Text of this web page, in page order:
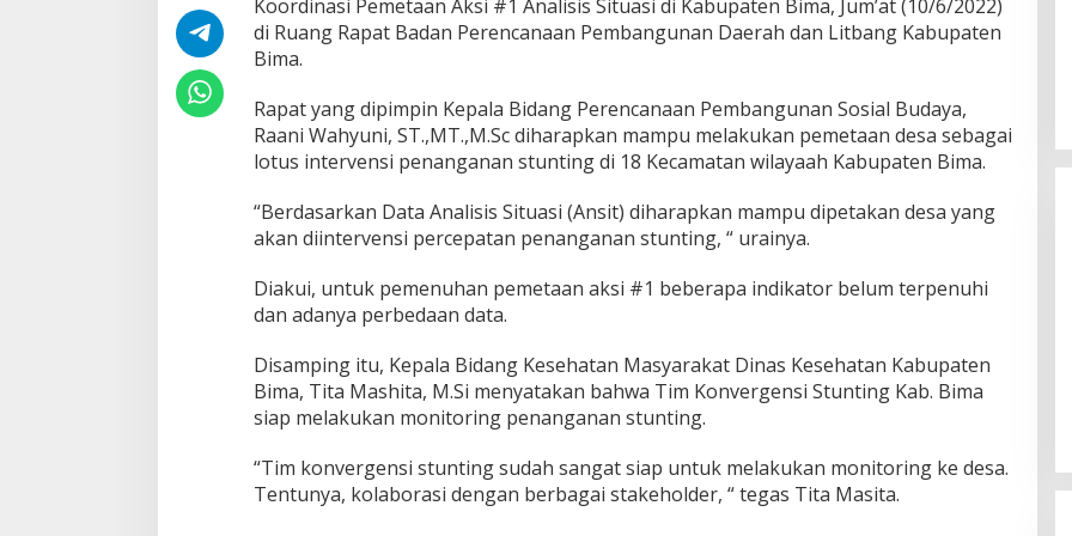
Koordinasi Pemetaan Aksi #1 Analisis Situasi di Kabupaten Bima, Jum’at (10/6/2022)
di Ruang Rapat Badan Perencanaan Pembangunan Daerah dan Litbang Kabupaten
Bima.
Rapat yang dipimpin Kepala Bidang Perencanaan Pembangunan Sosial Budaya,
Raani Wahyuni, ST.,MT.,M.Sc diharapkan mampu melakukan pemetaan desa sebagai
lotus intervensi penanganan stunting di 18 Kecamatan wilayaah Kabupaten Bima.
“Berdasarkan Data Analisis Situasi (Ansit) diharapkan mampu dipetakan desa yang
akan diintervensi percepatan penanganan stunting, “ urainya.
Diakui, untuk pemenuhan pemetaan aksi #1 beberapa indikator belum terpenuhi
dan adanya perbedaan data.
Disamping itu, Kepala Bidang Kesehatan Masyarakat Dinas Kesehatan Kabupaten
Bima, Tita Mashita, M.Si menyatakan bahwa Tim Konvergensi Stunting Kab. Bima
siap melakukan monitoring penanganan stunting.
“Tim konvergensi stunting sudah sangat siap untuk melakukan monitoring ke desa.
Tentunya, kolaborasi dengan berbagai stakeholder, “ tegas Tita Masita.
Gubernur Miq Iqbal Paparkan
Capaian Ekonomi Tangguh
Makmur Mendunia saat LKPJ
Di Daerah, Politik | Maret 31, 2026